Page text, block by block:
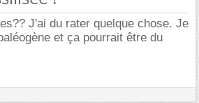
J'ai du rater quelque chose. Je
et ça pourrait être du